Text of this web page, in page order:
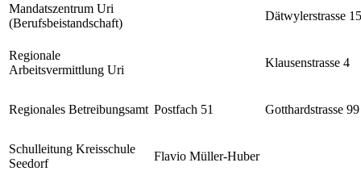
Mandatszentrum Uri
(Berufsbeistandschaft)
Dätwylerstrasse 15
Regionale
Arbeitsvermittlung Uri
Klausenstrasse 4
Regionales Betreibungsamt Postfach 51 Gotthardstrasse 99
Schulleitung Kreisschule
Seedorf
Flavio Müller-Huber